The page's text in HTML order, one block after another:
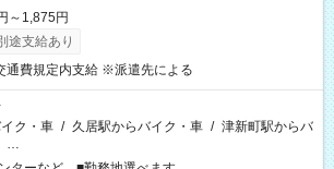
～1,875円
途支給あり
通費規定内支給 ※派遣先による
ク・車 / 久居駅からバイク・車 / 津新町駅からバ
…